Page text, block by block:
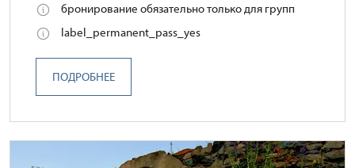
бронирование обязательно только для групп
label_permanent_pass_yes
ПОДРОБНЕЕ